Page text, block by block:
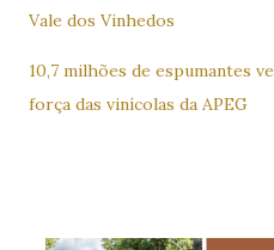
Vale dos Vinhedos
10,7 milhões de espumantes
força das vinícolas da APEG